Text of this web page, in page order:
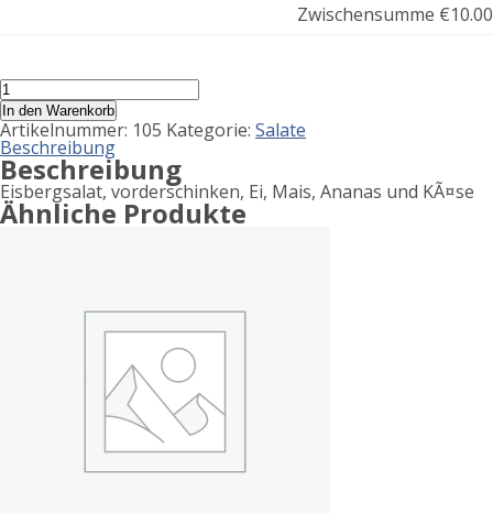
Zwischensumme €10.00
Mista
Salat
Menge
In den Warenkorb
Artikelnummer: 105 Kategorie: Salate
Beschreibung
Beschreibung
Eisbergsalat, vorderschinken, Ei, Mais, Ananas und KÃ¤se
Ähnliche Produkte